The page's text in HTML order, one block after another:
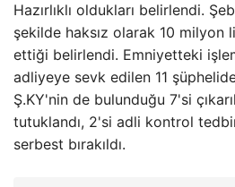
Hazırlıklı oldukları belirlendi.
şekilde haksız olarak 10 milyon
ettiği belirlendi. Emniyetteki
adliyeye sevk edilen 11
Ş.KY'nin de bulunduğu 7'si
tutuklandı, 2'si adli kontrol
serbest bırakıldı.